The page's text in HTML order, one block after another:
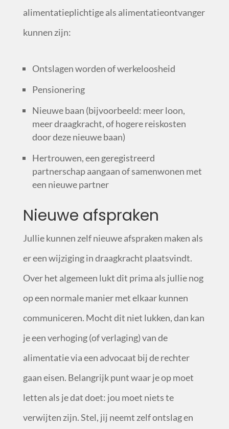
alimentatieplichtige als alimentatieontvanger
kunnen zijn:
Ontslagen worden of werkeloosheid
Pensionering
Nieuwe baan (bijvoorbeeld: meer loon,
meer draagkracht, of hogere reiskosten
door deze nieuwe baan)
Hertrouwen, een geregistreerd
partnerschap aangaan of samenwonen met
een nieuwe partner
Nieuwe afspraken
Jullie kunnen zelf nieuwe afspraken maken als
er een wijziging in draagkracht plaatsvindt.
Over het algemeen lukt dit prima als jullie nog
op een normale manier met elkaar kunnen
communiceren. Mocht dit niet lukken, dan kan
je een verhoging (of verlaging) van de
alimentatie via een advocaat bij de rechter
gaan eisen. Belangrijk punt waar je op moet
letten als je dat doet: jou moet niets te
verwijten zijn. Stel, jij neemt zelf ontslag en